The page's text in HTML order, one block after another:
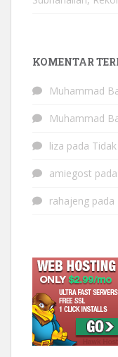
KOMENTAR
Muhammad
Muhammad
liza pada
amiegost pada
rahajeng pada